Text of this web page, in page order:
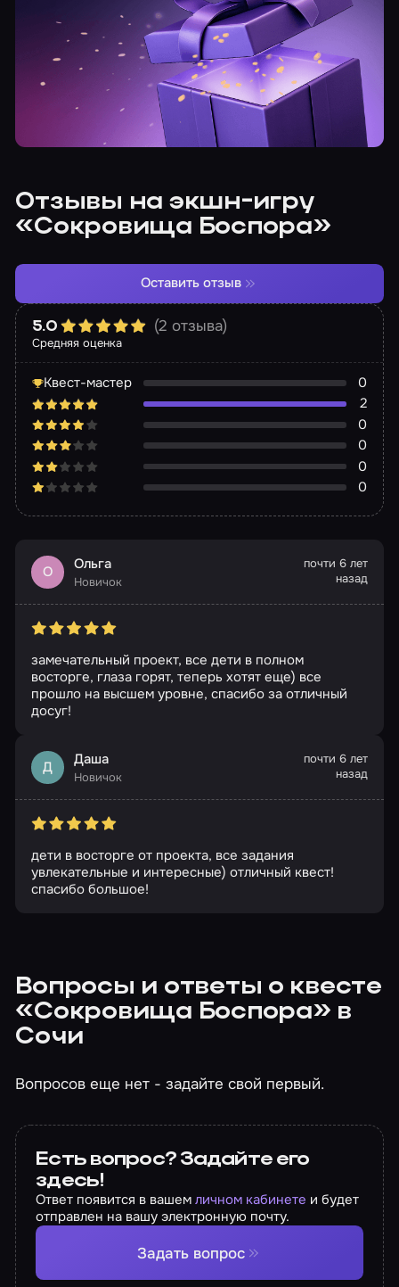
Отзывы на экшн-игру
«Сокровища Боспора»
Средняя оценка
5.0 (2 отзыва)
Квест-мастер
0
2
0
0
0
0
Оставить отзыв
О Ольга
Новичок
почти 6 лет
назад
замечательный проект, все дети в полном
восторге, глаза горят, теперь хотят еще) все
прошло на высшем уровне, спасибо за отличный
досуг!
Д Даша
Новичок
почти 6 лет
назад
дети в восторге от проекта, все задания
увлекательные и интересные) отличный квест!
спасибо большое!
Вопросы и ответы о квесте
«Сокровища Боспора» в
Сочи
Вопросов еще нет - задайте свой первый.
Есть вопрос? Задайте его
здесь!
Ответ появится в вашемличном кабинете и будет
отправлен на вашу электронную почту.
Задать вопрос